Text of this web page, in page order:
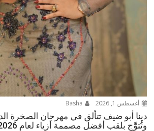
أغسطس 1, 2026
دينا أبو ضيف تتألق في مهرجان الصخرة
وتُتوَّج بلقب أفضل مصممة أزياء لعام 2026